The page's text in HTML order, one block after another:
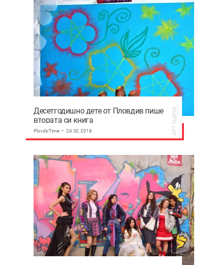
Десетгодишно дете от Пловдив пише
втората си книга
PlovdivTime 24.02.2018 АРТ СЦЕНА